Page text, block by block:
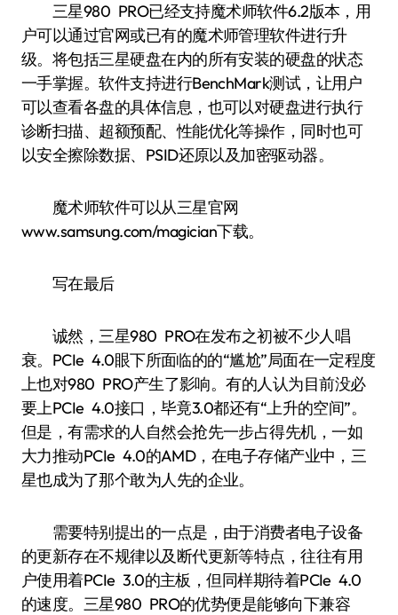
三星980 PRO已经支持魔术师软件6.2版本，用
户可以通过官网或已有的魔术师管理软件进行升
级。将包括三星硬盘在内的所有安装的硬盘的状态
一手掌握。软件支持进行BenchMark测试，让用户
可以查看各盘的具体信息，也可以对硬盘进行执行
诊断扫描、超额预配、性能优化等操作，同时也可
以安全擦除数据、PSID还原以及加密驱动器。
魔术师软件可以从三星官网
www.samsung.com/magician下载。
写在最后
诚然，三星980 PRO在发布之初被不少人唱
衰。PCIe 4.0眼下所面临的的“尴尬”局面在一定程度
上也对980 PRO产生了影响。有的人认为目前没必
要上PCIe 4.0接口，毕竟3.0都还有“上升的空间”。
但是，有需求的人自然会抢先一步占得先机，一如
大力推动PCIe 4.0的AMD，在电子存储产业中，三
星也成为了那个敢为人先的企业。
需要特别提出的一点是，由于消费者电子设备
的更新存在不规律以及断代更新等特点，往往有用
户使用着PCIe 3.0的主板，但同样期待着PCIe 4.0
的速度。三星980 PRO的优势便是能够向下兼容